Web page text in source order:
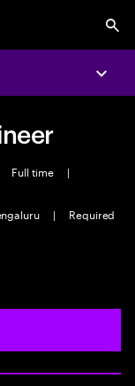
Full time
|
|
Required